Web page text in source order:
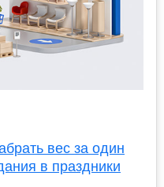
вес за один
в праздники